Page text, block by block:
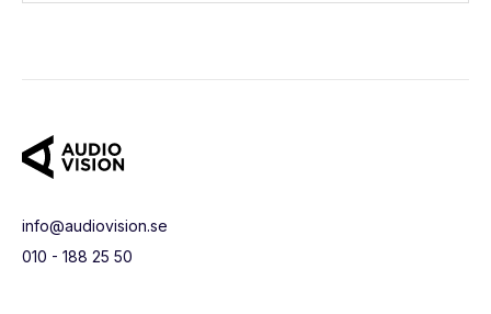
info@audiovision.se
010 - 188 25 50